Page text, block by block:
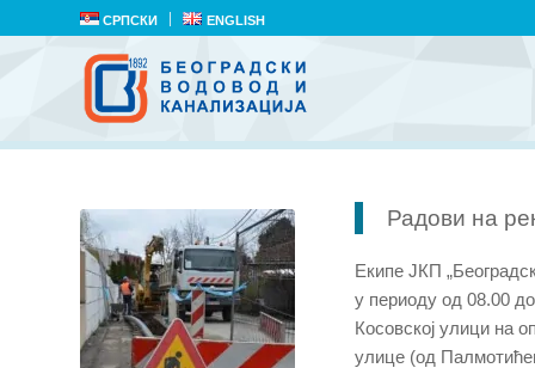
СРПСКИ ENGLISH
Радови на
Екипе ЈКП
у периоду од 08.00
Косовској улици на
улице (од